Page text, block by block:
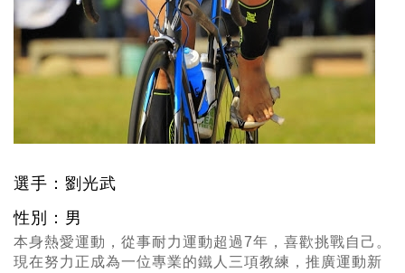
選手：劉光武
性別：男
本身熱愛運動，從事耐力運動超過7年，喜歡挑戰自己。
現在努力正成為一位專業的鐵人三項教練，推廣運動新